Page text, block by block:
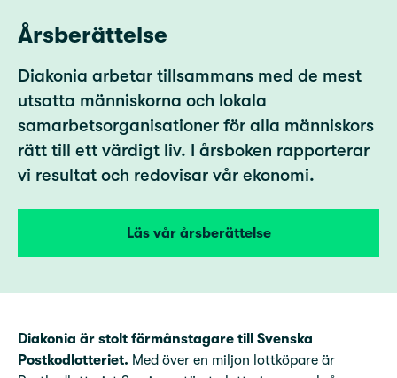
Årsberättelse
Diakonia arbetar tillsammans med de mest
utsatta människorna och lokala
samarbetsorganisationer för alla människors
rätt till ett värdigt liv. I årsboken rapporterar
vi resultat och redovisar vår ekonomi.
Läs vår årsberättelse
Diakonia är stolt förmånstagare till Svenska
Postkodlotteriet. Med över en miljon lottköpare är